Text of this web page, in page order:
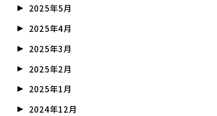
2025年5月
2025年4月
2025年3月
2025年2月
2025年1月
2024年12月